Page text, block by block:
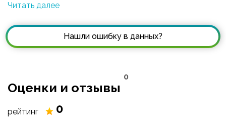
и таланты ребёнка. Не просто образовательные
которые дают колоссальный импульс творческому и
интеллектуальному развитию ребёнка. Не просто
детей, это любовь к образованию. Педагоги любят
учиться не меньше наших учеников. Учатся друг у
который открыт для каждого!
Читать далее
Нашли ошибку в данных?
Оценки и отзывы
0
рейтинг 0